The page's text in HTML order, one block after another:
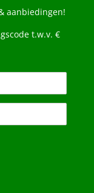
aanbiedingen!
t.w.v. €